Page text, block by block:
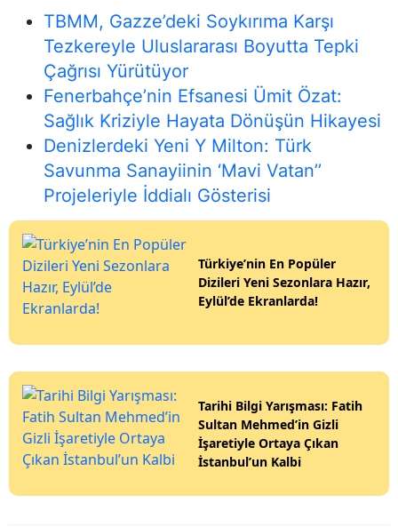
TBMM, Gazze’deki Soykırıma Karşı
Tezkereyle Uluslararası Boyutta Tepki
Çağrısı Yürütüyor
Fenerbahçe’nin Efsanesi Ümit Özat:
Sağlık Kriziyle Hayata Dönüşün Hikayesi
Denizlerdeki Yeni Y Milton: Türk
Savunma Sanayiinin ‘Mavi Vatan’’
Projeleriyle İddialı Gösterisi
Türkiye’nin En Popüler
Dizileri Yeni Sezonlara Hazır,
Eylül’de Ekranlarda!
Tarihi Bilgi Yarışması: Fatih
Sultan Mehmed’in Gizli
İşaretiyle Ortaya Çıkan
İstanbul’un Kalbi